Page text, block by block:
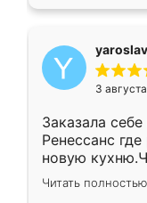
3
Заказала
Ренессанс
новую
вполне
два года,
Читать полностью